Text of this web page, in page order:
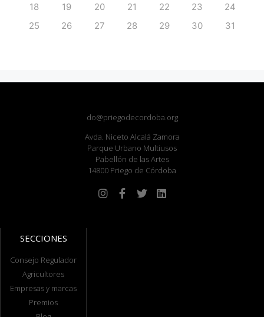
18
19 20 21 22 23
24
25
26 27 28 29 30 31
do@priegodecordoba.org
Avda. Niceto Alcalá Zamora
Parque Urbano Multiusos
Pabellón de las Artes
14800 Priego de Córdoba
SECCIONES
Consejo Regulador
Agricultores
Empresas y marcas
Premios